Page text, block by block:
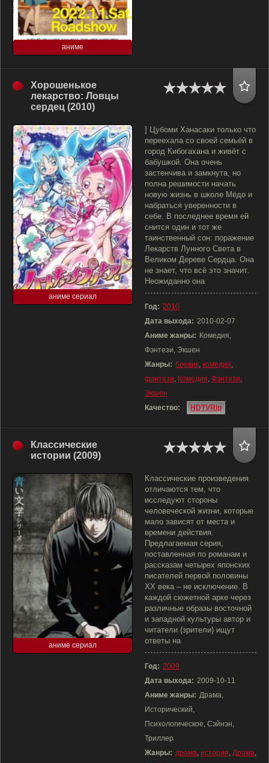
аниме
Хорошенькое
лекарство: Ловцы
сердец (2010)
аниме сериал
] Цубоми Ханасаки только что
переехала со своей семьёй в
город Кибогахана и живёт с
бабушкой. Она очень
застенчива и замкнута, но
полна решимости начать
новую жизнь в школе Мёдо и
набраться уверенности в
себе. В последнее время ей
снится один и тот же
таинственный сон: поражение
Лекарств Лунного Света в
Великом Дереве Сердца. Она
не знает, что всё это значит.
Неожиданно она
Год: 2010
Дата выхода: 2010-02-07
Аниме жанры: Комедия,
Фэнтези, Экшен
Жанры: боевик, комедия,
фэнтези, Комедия, Фэнтези,
Экшен
Качество:
HDTVRip
Классические
истории (2009)
аниме сериал
Классические произведения
отличаются тем, что
исследуют стороны
человеческой жизни, которые
мало зависят от места и
времени действия.
Предлагаемая серия,
поставленная по романам и
рассказам четырех японских
писателей первой половины
XX века – не исключение. В
каждой сюжетной арке через
различные образы восточной
и западной культуры автор и
читатели (зрители) ищут
ответы на
Год: 2009
Дата выхода: 2009-10-11
Аниме жанры: Драма,
Исторический,
Психологическое, Сэйнэн,
Триллер
Жанры: драма, история, Драма,